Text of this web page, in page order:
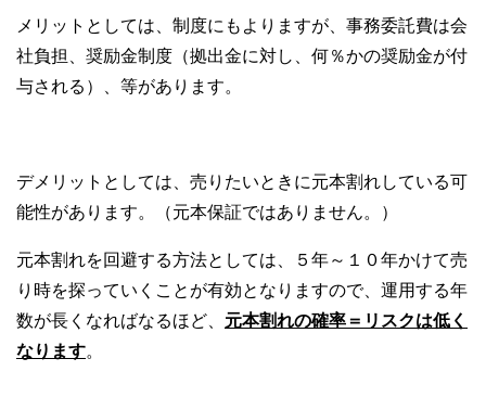
メリットとしては、制度にもよりますが、事務委託費は会
社負担、奨励金制度（拠出金に対し、何％かの奨励金が付
与される）、等があります。
デメリットとしては、売りたいときに元本割れしている可
能性があります。（元本保証ではありません。）
元本割れを回避する方法としては、５年～１０年かけて売
り時を探っていくことが有効となりますので、運用する年
数が長くなればなるほど、 元本割れの確率＝リスクは低く
なります。